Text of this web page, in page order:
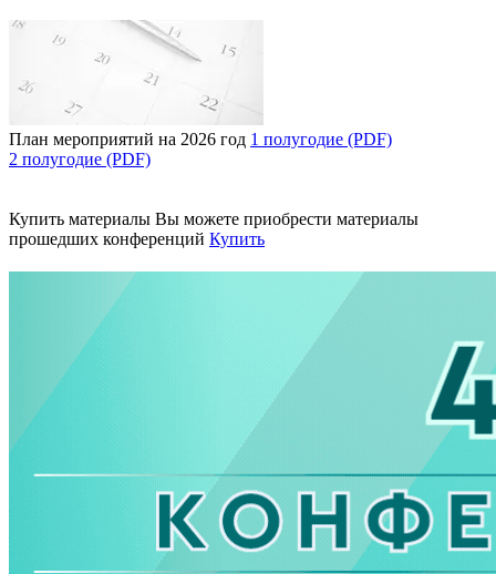
План мероприятий на 2026 год 1 полугодие (PDF)
2 полугодие (PDF)
Купить материалы Вы можете приобрести материалы
прошедших конференций Купить